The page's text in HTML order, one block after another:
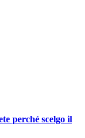
perché scelgo il